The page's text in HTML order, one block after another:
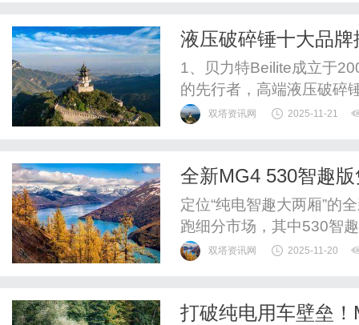
元，投资回报...
液压破碎锤十大品牌
1、贝力特Beilite成立于
的先行者，高端液压破碎
个海外国家建立分公司，
安百拓、OKADA...
双塔资讯网 2025-11-21
全新MG4 530智趣
定位“纯电智趣大两厢”的
跑细分市场，其中530智
限时补贴后仅9.38万元的
MG4530智趣版的核心竞
双塔资讯网 2025-11-20
打破纯电用车壁垒